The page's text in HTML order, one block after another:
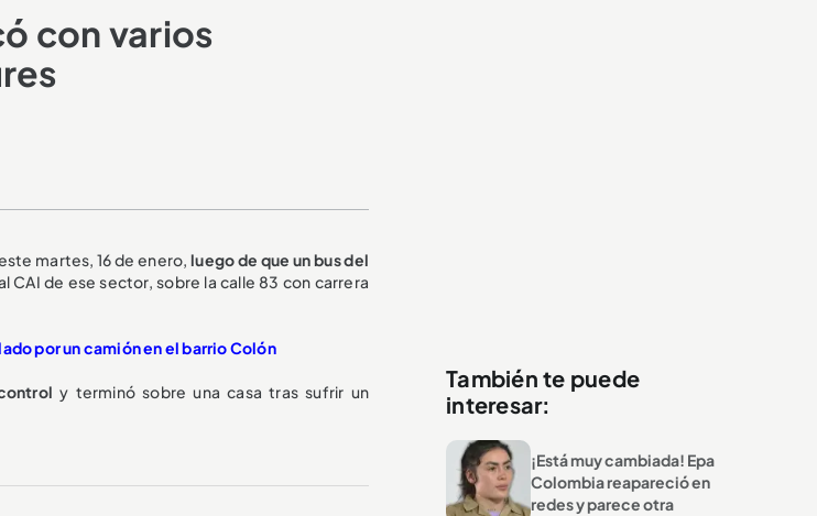
con varios
martes, 16 de enero,luego de que un bus del
CAI de ese sector, sobre la calle 83 con carrera
por un camión en el barrio Colón
y terminó sobre una casa tras sufrir un
También te puede
interesar:
¡Está muy cambiada! Epa
Colombia reapareció en
redes y parece otra